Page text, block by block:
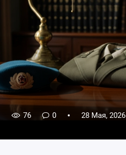
76 0 28 Мая, 2026